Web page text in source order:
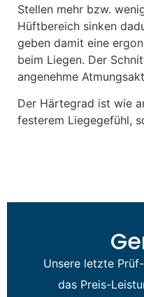
Stellen mehr bzw.
Hüftbereich sinken
geben damit eine
beim Liegen. Der
angenehme
Der Härtegrad ist wie
festerem Liegegefühl,
Unsere letzte
das Preis-